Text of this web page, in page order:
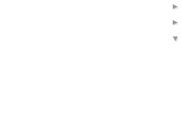
►
►
▼